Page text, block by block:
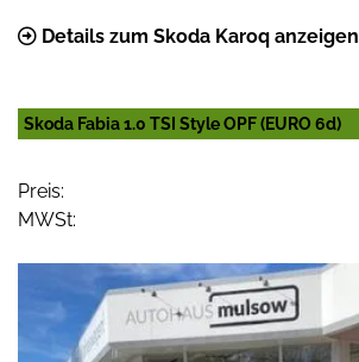
Details zum Skoda Karoq anzeigen
Skoda Fabia 1.0 TSI Style OPF (EURO 6d)
Preis:
MWSt: